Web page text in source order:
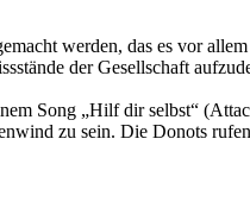
werden, das es vor
der Gesellschaft
Song „Hilf dir selbst“
zu sein. Die Donots